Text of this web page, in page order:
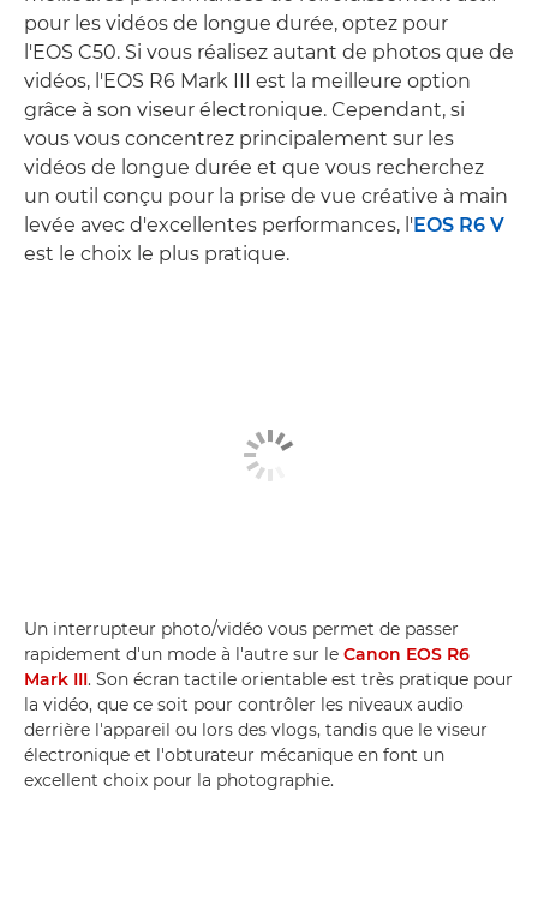
pour les vidéos de longue durée, optez pour
l'EOS C50. Si vous réalisez autant de photos que de
vidéos, l'EOS R6 Mark III est la meilleure option
grâce à son viseur électronique. Cependant, si
vous vous concentrez principalement sur les
vidéos de longue durée et que vous recherchez
un outil conçu pour la prise de vue créative à main
levée avec d'excellentes performances, l' EOS R6 V
est le choix le plus pratique.
Un interrupteur photo/vidéo vous permet de passer
rapidement d'un mode à l'autre sur le Canon EOS R6
Mark III. Son écran tactile orientable est très pratique pour
la vidéo, que ce soit pour contrôler les niveaux audio
derrière l'appareil ou lors des vlogs, tandis que le viseur
électronique et l'obturateur mécanique en font un
excellent choix pour la photographie.